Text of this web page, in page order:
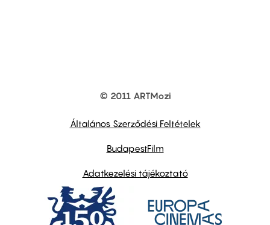
© 2011 ARTMozi
Általános Szerződési Feltételek
BudapestFilm
Adatkezelési tájékoztató